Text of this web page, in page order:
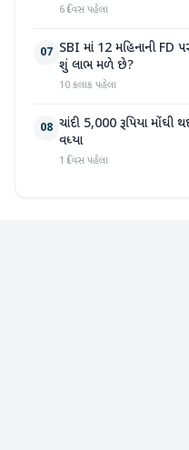
6 દિવસ પહેલા
07 SBI માં 12 મહિનાની FD
શું લાભ મળે છે?
10 કલાક પહેલા
08 ચાંદી 5,000 રૂપિયા મોંઘી
વધ્યા
1 દિવસ પહેલા